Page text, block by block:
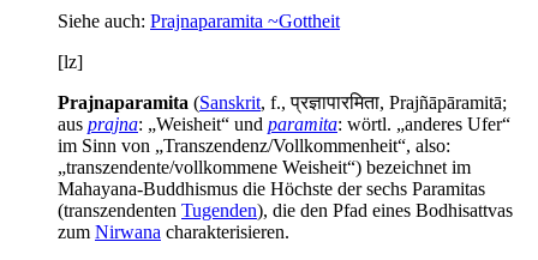
Siehe auch: Prajnaparamita ~Gottheit
[lz]
Prajnaparamita (Sanskrit, f., प्रज्ञापारमिता, Prajñāpāramitā;
aus prajna: „Weisheit“ und paramita: wörtl. „anderes Ufer“
im Sinn von „Transzendenz/Vollkommenheit“, also:
„transzendente/vollkommene Weisheit“) bezeichnet im
Mahayana-Buddhismus die Höchste der sechs Paramitas
(transzendenten Tugenden), die den Pfad eines Bodhisattvas
zum Nirwana charakterisieren.